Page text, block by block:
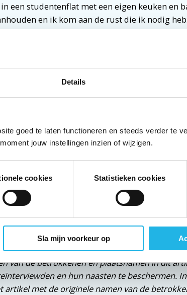
Details
goed te laten functioneren en steeds verder te
jouw instellingen inzien of wijzigen.
cookies Statistieken cookies
Sla mijn voorkeur op
een studentenflat met een eigen keuken en
en ik kom aan de rust die ik nodig
dus als ik gezelligheid wil is er altijd wel
heb ik rust. Ik heb mijn vwo-diploma in m’n zak
moet halen op bepaalde tijdstippen. Natuurlijk
school. Ik ben nu beter ingesteld op mijn
beter met me. In drukkere periodes met
Ik kan dan minder goed relativeren.
verhaal wil ik jonge patiënten/lotgenoten
als je gelooft in jezelf en wat je kunt. Het
weg, ook naar studeren. Lukt het niet, dan
in ieder geval geprobeerd.
van de redactie
van de betrokkenen en plaatsnamen in dit
en hun naasten te beschermen.
artikel met de originele namen van de